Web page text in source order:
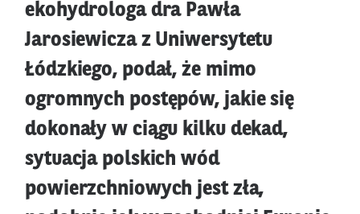
ekohydrologa dra Pawła
Jarosiewicza z Uniwersytetu
Łódzkiego, podał, że mimo
ogromnych postępów, jakie się
dokonały w ciągu kilku dekad,
sytuacja polskich wód
powierzchniowych jest zła,